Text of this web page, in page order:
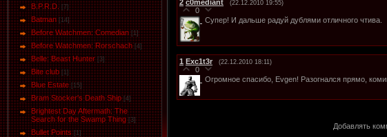
B.P.R.D. [7]
Batman [14]
Before Watchmen: Comedian [1]
Before Watchmen: Rorschach [4]
Belle: Beast Hunter [3]
Bite club [1]
Blue Estate [15]
Bram Stocker's Death Ship [4]
Brightest Day Aftermath: The
Search for the Swamp Thing [3]
Bullet Points [1]
2 c0mediant (22.12.2010 19:55)
0
Супер! И дальше радуй дублями отличного чтива.
1 Exc1t3r (22.12.2010 18:11)
0
Огромное спасибо, Evgen! Разогнался прямо,
Добавлять